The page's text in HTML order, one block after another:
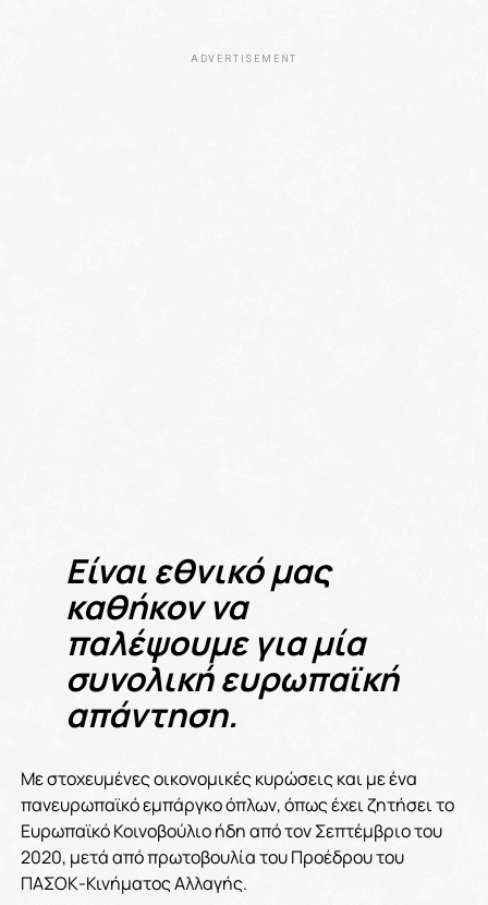
ADVERTISEMENT
Είναι εθνικό μας
καθήκον να
παλέψουμε για μία
συνολική ευρωπαϊκή
απάντηση.
Με στοχευμένες οικονομικές κυρώσεις και με ένα
πανευρωπαϊκό εμπάργκο όπλων, όπως έχει ζητήσει το
Ευρωπαϊκό Κοινοβούλιο ήδη από τον Σεπτέμβριο του
2020, μετά από πρωτοβουλία του Προέδρου του
ΠΑΣΟΚ-Κινήματος Αλλαγής.